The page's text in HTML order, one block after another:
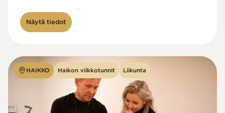
Näytä tiedot
HAIKKO Haikon viikkotunnit Liikunta